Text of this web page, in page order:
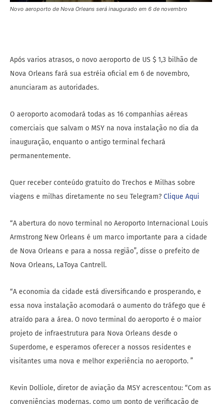
Novo aeroporto de Nova Orleans será inaugurado em 6 de novembro
Após varios atrasos, o novo aeroporto de US $ 1,3 bilhão de
Nova Orleans fará sua estréia oficial em 6 de novembro,
anunciaram as autoridades.
O aeroporto acomodará todas as 16 companhias aéreas
comerciais que salvam o MSY na nova instalação no dia da
inauguração, enquanto o antigo terminal fechará
permanentemente.
Quer receber conteúdo gratuito do Trechos e Milhas sobre
viagens e milhas diretamente no seu Telegram? Clique Aqui
“A abertura do novo terminal no Aeroporto Internacional Louis
Armstrong New Orleans é um marco importante para a cidade
de Nova Orleans e para a nossa região”, disse o prefeito de
Nova Orleans, LaToya Cantrell.
“A economia da cidade está diversificando e prosperando, e
essa nova instalação acomodará o aumento do tráfego que é
atraído para a área. O novo terminal do aeroporto é o maior
projeto de infraestrutura para Nova Orleans desde o
Superdome, e esperamos oferecer a nossos residentes e
visitantes uma nova e melhor experiência no aeroporto. ”
Kevin Dolliole, diretor de aviação da MSY acrescentou: “Com as
conveniências modernas, como um ponto de verificação de